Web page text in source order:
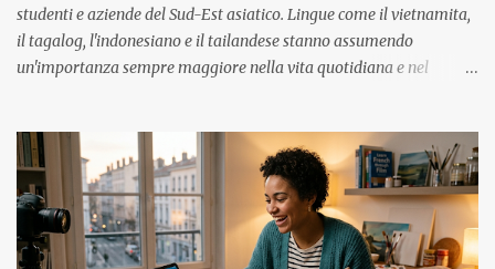
po...
studenti e aziende del Sud-Est asiatico. Lingue come il vietnamita,
il tagalog, l'indonesiano e il tailandese stanno assumendo
un'importanza sempre maggiore nella vita quotidiana e nel
Questo crea una domanda di comunicazione in queste lingue in
settori come la produzione, l'assistenza e l'edilizia. Politica
governativa La nuova politica di Taiwan per l'orientamento verso
il sud promuove legami più stretti con il Sud-est asiatico. Il
Ministero dell'Istruzione gestisce programmi linguistici dal 2017,